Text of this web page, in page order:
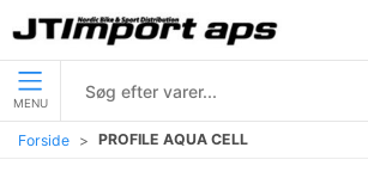
MENU
Forside PROFILE AQUA CELL